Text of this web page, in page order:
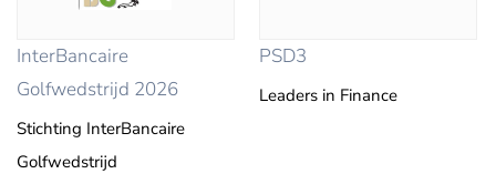
InterBancaire
Golfwedstrijd 2026
Stichting InterBancaire
Golfwedstrijd
PSD3
Leaders in Finance